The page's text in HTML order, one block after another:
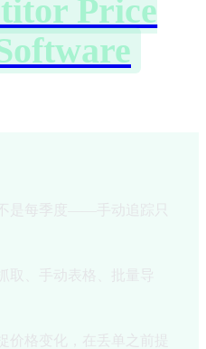
Price
是每季度——手动追踪只
取、手动表格、批量导
价格变化，在丢单之前提